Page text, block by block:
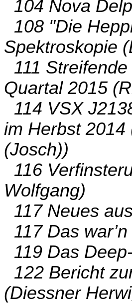
104 Nova
108 "Die
Spektroskopie
111
Quartal 2015
114 VSX
im Herbst 2014
(Josch))
116
Wolfgang)
117 Neues
117 Das
119 Das
122 Bericht
(Diessner